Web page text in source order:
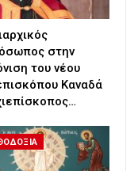
στην
του νέου
Καναδά